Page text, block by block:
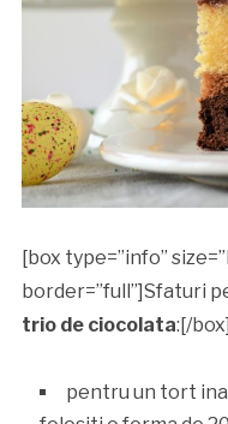
[box type=”info”
border=”full”]Sfaturi
trio de ciocolata:[/box]
pentru un tort